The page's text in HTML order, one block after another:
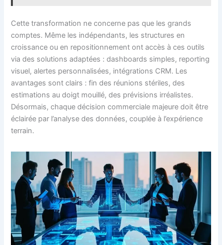
Cette transformation ne concerne pas que les grands
comptes. Même les indépendants, les structures en
croissance ou en repositionnement ont accès à ces outils
via des solutions adaptées : dashboards simples, reporting
visuel, alertes personnalisées, intégrations CRM. Les
avantages sont clairs : fin des réunions stériles, des
estimations au doigt mouillé, des prévisions irréalistes.
Désormais, chaque décision commerciale majeure doit être
éclairée par l’analyse des données, couplée à l’expérience
terrain.